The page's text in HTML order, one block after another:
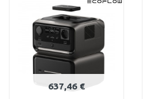
637,46 €